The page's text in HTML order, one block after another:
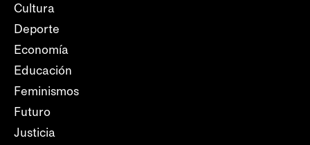
Cultura
Deporte
Economía
Educación
Feminismos
Futuro
Justicia